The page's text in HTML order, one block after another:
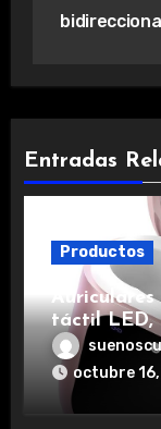
Entradas
Productos
táctil LED,
ruido,
octubre